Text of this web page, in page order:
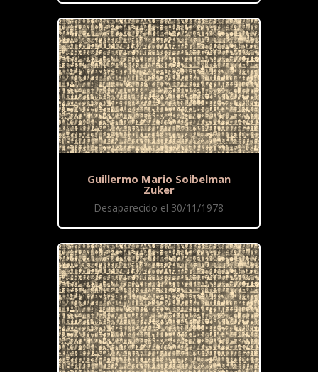
Guillermo Mario Soibelman
Zuker
Desaparecido el 30/11/1978